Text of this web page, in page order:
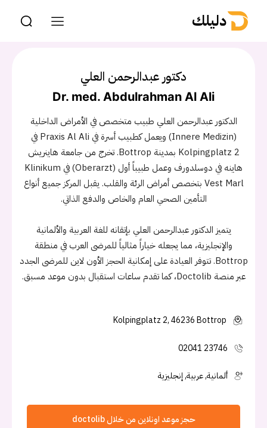
دليلك
دكتور عبدالرحمن العلي
Dr. med. Abdulrahman Al Ali
الدكتور عبدالرحمن العلي طبيب متخصص في الأمراض الداخلية
(Innere Medizin) ويعمل كطبيب أسرة في Praxis Al Ali في
Kolpingplatz 2 بمدينة Bottrop. تخرج من جامعة هاينريش
هاينه في دوسلدورف وعمل طبيباً أول (Oberarzt) في Klinikum
Vest Marl بتخصص أمراض الرئة والقلب. يقبل المركز جميع أنواع
التأمين الصحي العام والخاص والدفع الذاتي.
يتميز الدكتور عبدالرحمن العلي بإتقانه للغة العربية والألمانية
والإنجليزية، مما يجعله خياراً مثالياً للمرضى العرب في منطقة
Bottrop. تتوفر العيادة على إمكانية الحجز الأون لاين للمرضى الجدد
عبر منصة Doctolib، كما تقدم ساعات استقبال بدون موعد مسبق.
Kolpingplatz 2, 46236 Bottrop
02041 23746
ألمانية, عربية, إنجليزية
حجز موعد اونلاين من خلال doctolib